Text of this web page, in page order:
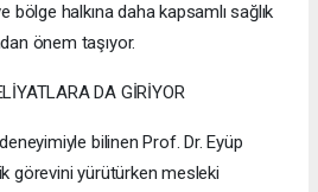
halkına daha kapsamlı sağlık
önem taşıyor.
DA GİRİYOR
bilinen Prof. Dr. Eyüp
görevini yürütürken mesleki